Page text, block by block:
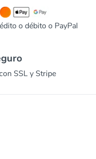
o débito o PayPal
SSL y Stripe